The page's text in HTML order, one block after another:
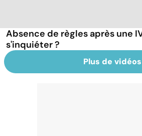
Absence de règles après une
s'inquiéter ?
Plus de vidéos